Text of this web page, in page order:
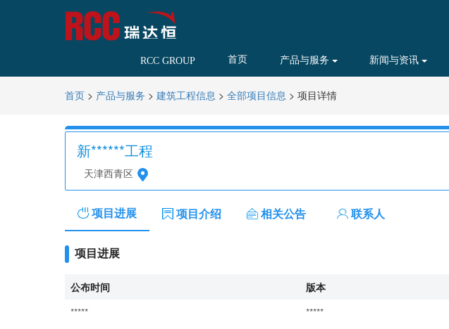
RCC GROUP 首页 产品与服务 新闻与资讯
首页 > 产品与服务 > 建筑工程信息 > 全部项目信息 > 项目详情
新******工程
天津西青区
项目进展 项目介绍 相关公告 联系人
项目进展
公布时间 版本
*****
*****